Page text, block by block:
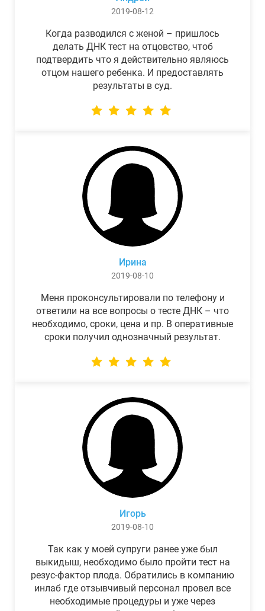
2019-08-12
Когда разводился с женой – пришлось
делать ДНК тест на отцовство, чтоб
подтвердить что я действительно являюсь
отцом нашего ребенка. И предоставлять
результаты в суд.
Ирина
2019-08-10
Меня проконсультировали по телефону и
ответили на все вопросы о тесте ДНК – что
необходимо, сроки, цена и пр. В оперативные
сроки получил однозначный результат.
Игорь
2019-08-10
Так как у моей супруги ранее уже был
выкидыш, необходимо было пройти тест на
резус-фактор плода. Обратились в компанию
инлаб где отзывчивый персонал провел все
необходимые процедуры и уже через